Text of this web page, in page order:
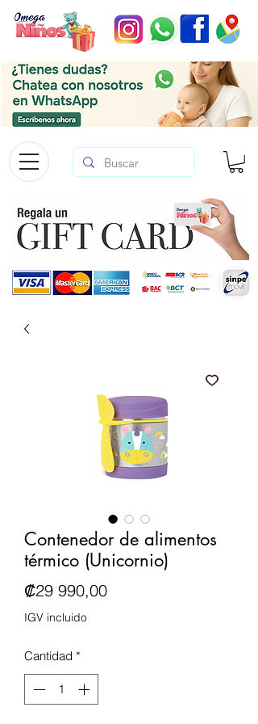
Contenedor de alimentos
térmico (Unicornio)
₡29 990,00Precio
IGV incluido
Cantidad *